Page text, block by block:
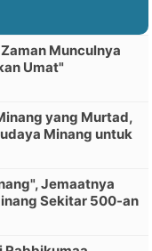
Munculnya
Umat"
yang Murtad,
Minang untuk
Jemaatnya
Sekitar 500-an